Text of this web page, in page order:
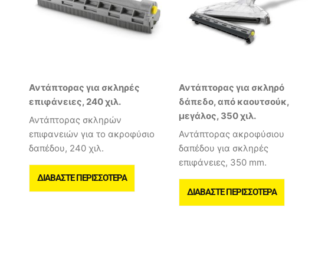
Αντάπτορας για σκληρές
επιφάνειες, 240 χιλ.
Αντάπτορας σκληρών
επιφανειών για το ακροφύσιο
δαπέδου, 240 χιλ.
ΔΙΑΒΆΣΤΕ ΠΕΡΙΣΣΌΤΕΡΑ
Αντάπτορας για σκληρό
δάπεδο, από καουτσούκ,
μεγάλος, 350 χιλ.
Αντάπτορας ακροφύσιου
δαπέδου για σκληρές
επιφάνειες, 350 mm.
ΔΙΑΒΆΣΤΕ ΠΕΡΙΣΣΌΤΕΡΑ